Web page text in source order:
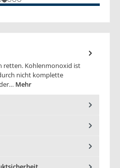
retten. Kohlenmonoxid ist
nicht komplette
Mehr